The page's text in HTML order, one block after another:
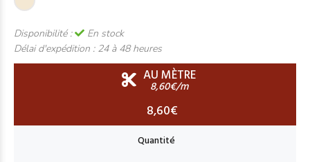
Disponibilité :
En stock
Délai d'expédition : 24 à 48 heures
AU MÈTRE
8,60€/m
8,60€